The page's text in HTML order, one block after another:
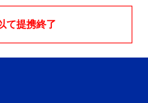
て提携終了